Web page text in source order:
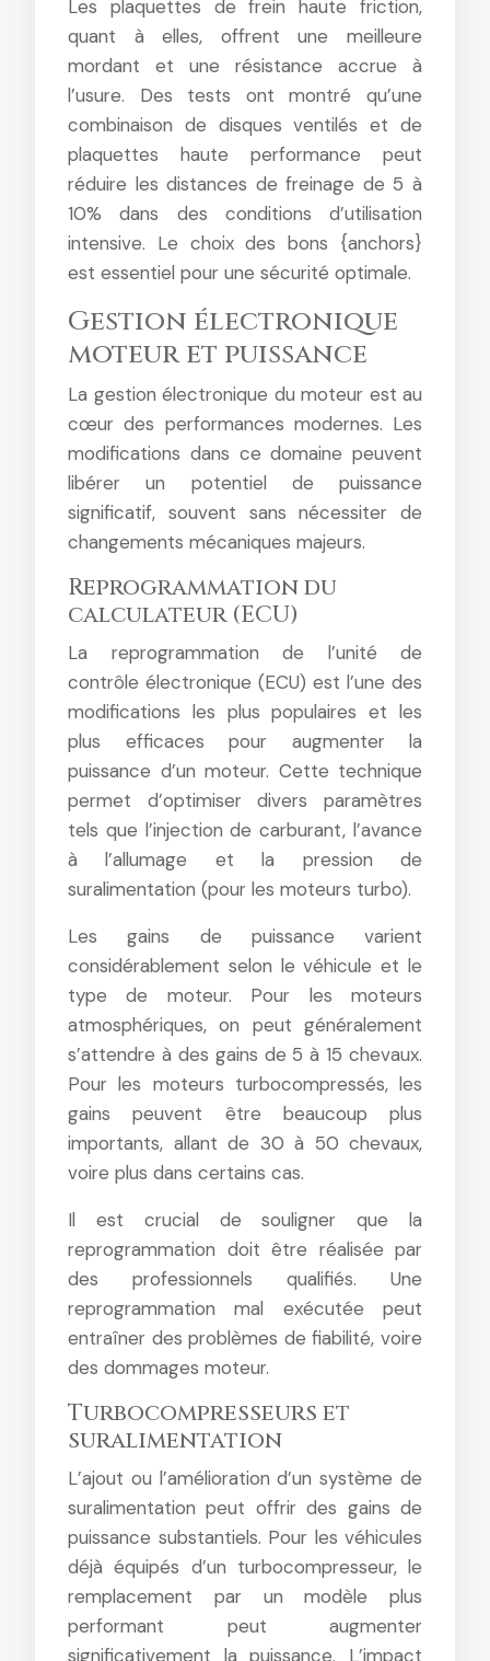
Les plaquettes de frein haute friction,
quant à elles, offrent une meilleure
mordant et une résistance accrue à
l’usure. Des tests ont montré qu’une
combinaison de disques ventilés et de
plaquettes haute performance peut
réduire les distances de freinage de 5 à
10% dans des conditions d’utilisation
intensive. Le choix des bons {anchors}
est essentiel pour une sécurité optimale.
Gestion électronique
moteur et puissance
La gestion électronique du moteur est au
cœur des performances modernes. Les
modifications dans ce domaine peuvent
libérer un potentiel de puissance
significatif, souvent sans nécessiter de
changements mécaniques majeurs.
Reprogrammation du
calculateur (ECU)
La reprogrammation de l’unité de
contrôle électronique (ECU) est l’une des
modifications les plus populaires et les
plus efficaces pour augmenter la
puissance d’un moteur. Cette technique
permet d’optimiser divers paramètres
tels que l’injection de carburant, l’avance
à l’allumage et la pression de
suralimentation (pour les moteurs turbo).
Les gains de puissance varient
considérablement selon le véhicule et le
type de moteur. Pour les moteurs
atmosphériques, on peut généralement
s’attendre à des gains de 5 à 15 chevaux.
Pour les moteurs turbocompressés, les
gains peuvent être beaucoup plus
importants, allant de 30 à 50 chevaux,
voire plus dans certains cas.
Il est crucial de souligner que la
reprogrammation doit être réalisée par
des professionnels qualifiés. Une
reprogrammation mal exécutée peut
entraîner des problèmes de fiabilité, voire
des dommages moteur.
Turbocompresseurs et
suralimentation
L’ajout ou l’amélioration d’un système de
suralimentation peut offrir des gains de
puissance substantiels. Pour les véhicules
déjà équipés d’un turbocompresseur, le
remplacement par un modèle plus
performant peut augmenter
significativement la puissance. L’impact